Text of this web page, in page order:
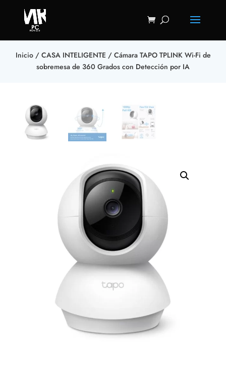
Inicio/ CASA INTELIGENTE / Cámara TAPO TPLINK Wi-Fi de
sobremesa de 360 Grados con Detección por IA